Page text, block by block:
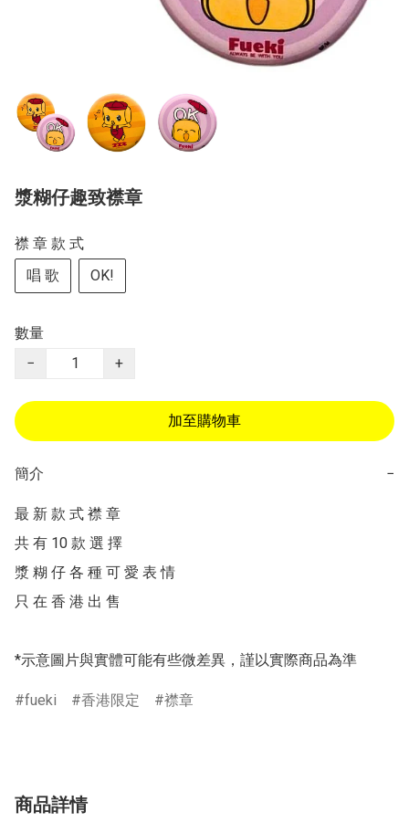
漿糊仔趣致襟章
襟 章 款 式
唱 歌
OK!
數量
−
+
加至購物車
簡介 −
最 新 款 式 襟 章
共 有 10 款 選 擇
漿 糊 仔 各 種 可 愛 表 情
只 在 香 港 出 售
*示意圖片與實體可能有些微差異，謹以實際商品為準
fueki 香港限定 襟章
商品詳情